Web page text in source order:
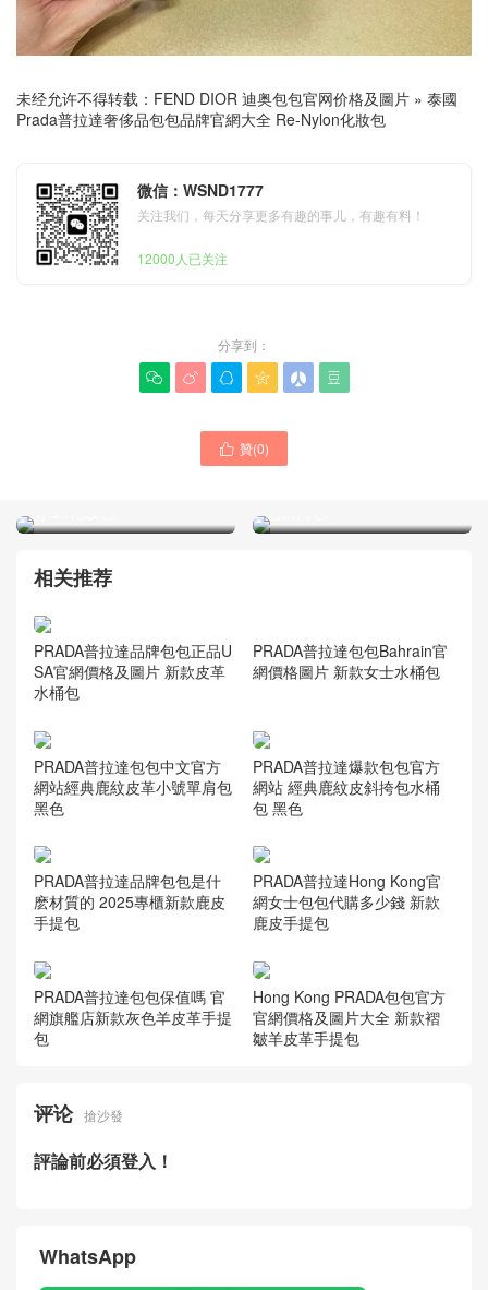
未经允许不得转载： FEND DIOR 迪奥包包官网价格及圖片 » 泰國
Prada普拉達奢侈品包包品牌官網大全 Re-Nylon化妝包
微信：WSND1777
关注我们，每天分享更多有趣的事儿，有趣有料！
12000人已关注
分享到：
     
 贊(0)
泰國Prada官網專賣店價格
Nylon化妝包
越南Prada包包官方網站代
包斜挎包
相关推荐
PRADA普拉達品牌包包正品U
SA官網價格及圖片 新款皮革
水桶包
PRADA普拉達包包Bahrain官
網價格圖片 新款女士水桶包
PRADA普拉達包包中文官方
網站經典鹿紋皮革小號單肩包
黑色
PRADA普拉達爆款包包官方
網站 經典鹿紋皮斜挎包水桶
包 黑色
PRADA普拉達品牌包包是什
麽材質的 2025專櫃新款鹿皮
手提包
PRADA普拉達Hong Kong官
網女士包包代購多少錢 新款
鹿皮手提包
PRADA普拉達包包保值嗎 官
網旗艦店新款灰色羊皮革手提
包
Hong Kong PRADA包包官方
官網價格及圖片大全 新款褶
皺羊皮革手提包
评论 搶沙發
評論前必須登入！
WhatsApp